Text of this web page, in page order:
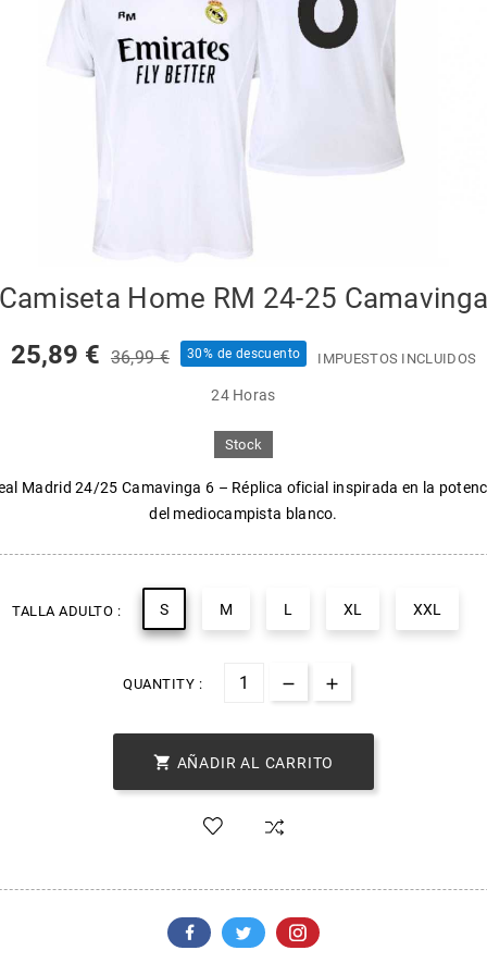
Camiseta Home RM 24-25 Camavinga
25,89 € 36,99 € 30% de descuento IMPUESTOS INCLUIDOS
24 Horas
Stock
Madrid 24/25 Camavinga 6 – Réplica oficial inspirada en la
del mediocampista blanco.
TALLA ADULTO : S M L XL XXL
QUANTITY :
 AÑADIR AL CARRITO